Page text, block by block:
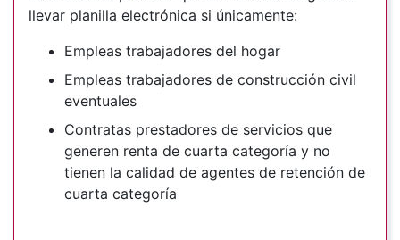
llevar planilla electrónica si únicamente:
Empleas trabajadores del hogar
Empleas trabajadores de construcción civil
eventuales
Contratas prestadores de servicios que
generen renta de cuarta categoría y no
tienen la calidad de agentes de retención de
cuarta categoría